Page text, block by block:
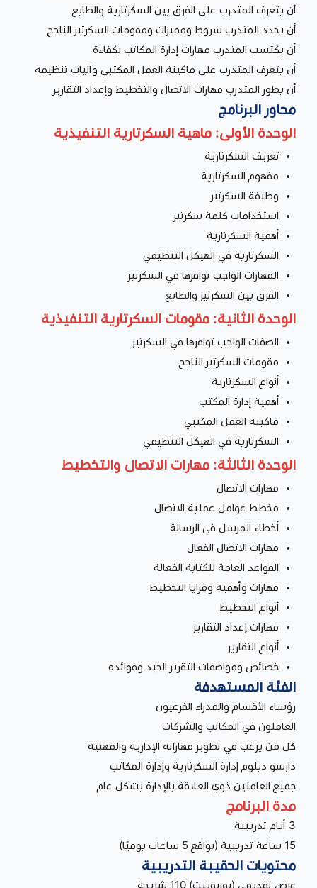
أن يتعرف المتدرب على الفرق بين السكرتارية والطابع
أن يحدد المتدرب شروط ومميزات ومقومات السكرتير الناجح
أن يكتسب المتدرب مهارات إدارة المكاتب بكفاءة
أن يتعرف المتدرب على ماكينة العمل المكتبي وآليات تنظيمه
أن يطور المتدرب مهارات الاتصال والتخطيط وإعداد التقارير
محاور البرنامج
الوحدة الأولى: ماهية السكرتارية التنفيذية
تعريف السكرتارية
مفهوم السكرتارية
وظيفة السكرتير
استخدامات كلمة سكرتير
أهمية السكرتارية
السكرتارية في الهيكل التنظيمي
المهارات الواجب توافرها في السكرتير
الفرق بين السكرتير والطابع
الوحدة الثانية: مقومات السكرتارية التنفيذية
الصفات الواجب توافرها في السكرتير
مقومات السكرتير الناجح
أنواع السكرتارية
أهمية إدارة المكتب
ماكينة العمل المكتبي
السكرتارية في الهيكل التنظيمي
الوحدة الثالثة: مهارات الاتصال والتخطيط
مهارات الاتصال
مخطط عوامل عملية الاتصال
أخطاء المرسل في الرسالة
مهارات الاتصال الفعال
القواعد العامة للكتابة الفعالة
مهارات وأهمية ومزايا التخطيط
أنواع التخطيط
مهارات إعداد التقارير
أنواع التقارير
خصائص ومواصفات التقرير الجيد وفوائده
الفئة المستهدفة
رؤساء الأقسام والمدراء الفرعيون
العاملون في المكاتب والشركات
كل من يرغب في تطوير مهاراته الإدارية والمهنية
دارسو دبلوم إدارة السكرتارية وإدارة المكاتب
جميع العاملين ذوي العلاقة بالإدارة بشكل عام
مدة البرنامج
3 أيام تدريبية
15 ساعة تدريبية (بواقع 5 ساعات يوميًا)
محتويات الحقيبة التدريبية
عرض تقديمي (بوربوينت) 110 شريحة